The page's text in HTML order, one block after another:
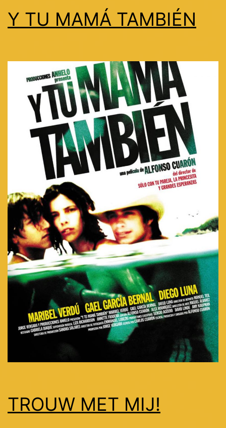
Y TU MAMÁ TAMBIÉN
TROUW MET MIJ!